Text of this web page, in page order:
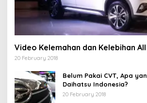
Video Kelemahan dan Kelebihan
20 February 2018
Belum Pakai CVT, Apa
Daihatsu Indonesia?
20 February 2018